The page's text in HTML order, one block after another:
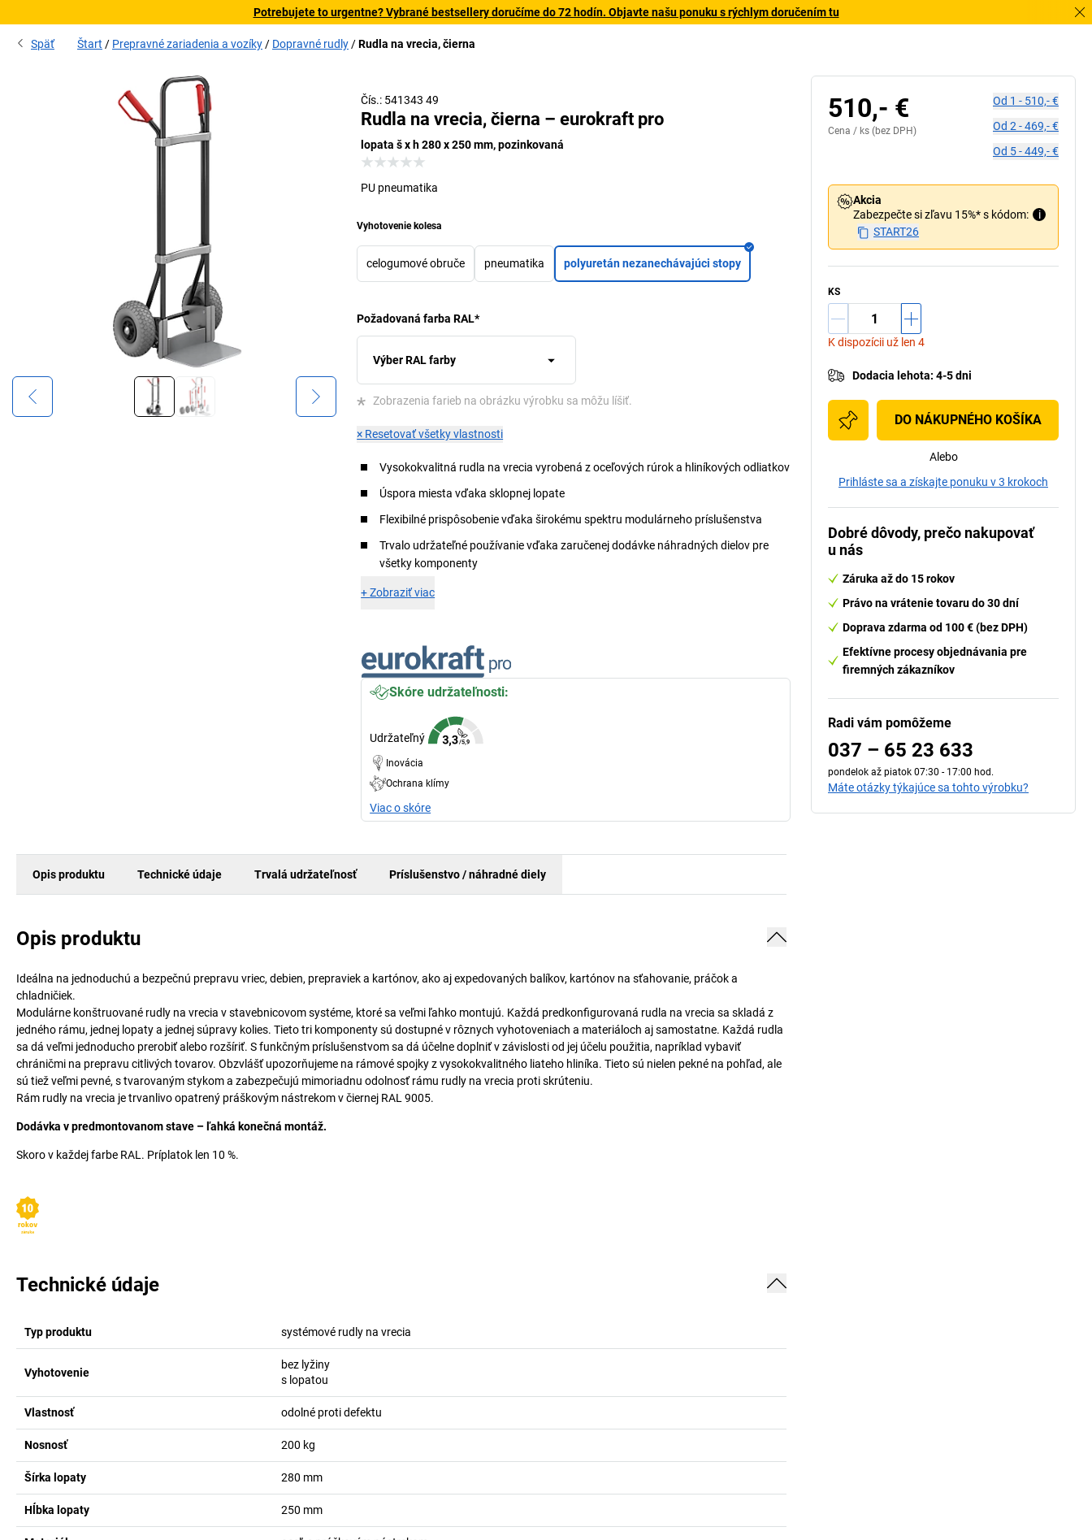
Potrebujete to urgentne? Vybrané bestsellery doručíme do 72 hodín. Objavte našu ponuku s rýchlym doručením tu
Späť Štart Prepravné zariadenia a vozíky Dopravné rudly Rudla na vrecia, čierna
Čís.: 541343 49
Rudla na vrecia, čierna – eurokraft pro
lopata š x h 280 x 250 mm, pozinkovaná
PU pneumatika
Vyhotovenie kolesa
celogumové obruče pneumatika polyuretán nezanechávajúci stopy
Požadovaná farba RAL*
Výber RAL farby
* Zobrazenia farieb na obrázku výrobku sa môžu líšiť.
× Resetovať všetky vlastnosti
Vysokokvalitná rudla na vrecia vyrobená z oceľových rúrok a hliníkových odliatkov
Úspora miesta vďaka sklopnej lopate
Flexibilné prispôsobenie vďaka širokému spektru modulárneho príslušenstva
Trvalo udržateľné používanie vďaka zaručenej dodávke náhradných dielov pre
všetky komponenty
+Zobraziť viac
Skóre udržateľnosti:
Udržateľný
Inovácia
Ochrana klímy
Viac o skóre
Opis produktu Technické údaje Trvalá udržateľnosť Príslušenstvo / náhradné diely
Opis produktu
Ideálna na jednoduchú a bezpečnú prepravu vriec, debien, prepraviek a kartónov, ako aj expedovaných balíkov, kartónov na sťahovanie, práčok a
chladničiek.
Modulárne konštruované rudly na vrecia v stavebnicovom systéme, ktoré sa veľmi ľahko montujú. Každá predkonfigurovaná rudla na vrecia sa skladá z
jedného rámu, jednej lopaty a jednej súpravy kolies. Tieto tri komponenty sú dostupné v rôznych vyhotoveniach a materiáloch aj samostatne. Každá rudla
sa dá veľmi jednoducho prerobiť alebo rozšíriť. S funkčným príslušenstvom sa dá účelne doplniť v závislosti od jej účelu použitia, napríklad vybaviť
chráničmi na prepravu citlivých tovarov. Obzvlášť upozorňujeme na rámové spojky z vysokokvalitného liateho hliníka. Tieto sú nielen pekné na pohľad, ale
sú tiež veľmi pevné, s tvarovaným stykom a zabezpečujú mimoriadnu odolnosť rámu rudly na vrecia proti skrúteniu.
Rám rudly na vrecia je trvanlivo opatrený práškovým nástrekom v čiernej RAL 9005.
Dodávka v predmontovanom stave – ľahká konečná montáž.
Skoro v každej farbe RAL. Príplatok len 10 %.
Technické údaje
Typ produktu systémové rudly na vrecia
Vyhotovenie
bez lyžiny
s lopatou
Vlastnosť odolné proti defektu
Nosnosť 200 kg
Šírka lopaty 280 mm
Hĺbka lopaty 250 mm
510,- €
Cena / ks (bez DPH)
Od 1 - 510,- €
Od 2 -469,- €
Od 5-449,- €
Akcia
Zabezpečte si zľavu 15%* s kódom:
i
START26
KS
K dispozícii už len 4
Dodacia lehota: 4-5 dni
DO NÁKUPNÉHO KOŠÍKA
Alebo
Prihláste sa a získajte ponuku v 3 krokoch
Dobré dôvody, prečo nakupovať
u nás
Záruka až do 15 rokov
Právo na vrátenie tovaru do 30 dní
Doprava zdarma od 100 € (bez DPH)
Efektívne procesy objednávania pre
firemných zákazníkov
Radi vám pomôžeme
037 – 65 23 633
pondelok až piatok 07:30 - 17:00 hod.
Máte otázky týkajúce sa tohto výrobku?